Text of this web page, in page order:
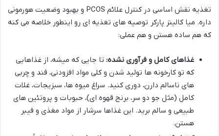
تغذیه نقش اساسی در کنترل علائم PCOS و بهبود وضعیت هورمونی
داره. میا کالینز پارکر توصیه های تغذیه ای رو اینطور خلاصه می کنه
که هم ساده هستن و هم عملی:
غذاهای کامل و فرآوری نشده: تا جایی که میشه، از غذاهایی
که تو کارخونه ها تولید شدن و کلی مواد افزودنی، قند و چربی
های ناسالم دارن، دوری کنید. سراغ میوه ها، سبزیجات، غلات
کامل (مثل جو دو سر، برنج قهوه ای)، حبوبات و پروتئین های
طبیعی و سالم برید. این غذاها سرشار از مواد مغذی و فیبر
هستن.